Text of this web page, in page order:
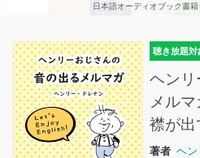
日本語オーディオブック書
聴き放題対
ヘンリ
メル
襟が出
著者 ヘン